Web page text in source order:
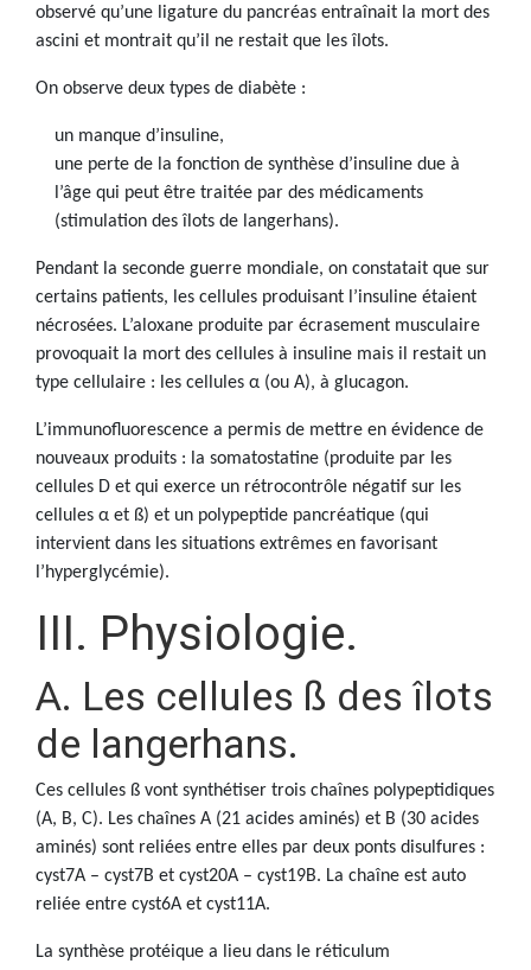
observé qu’une ligature du pancréas entraînait la mort des
ascini et montrait qu’il ne restait que les îlots.
On observe deux types de diabète :
un manque d’insuline,
une perte de la fonction de synthèse d’insuline due à
l’âge qui peut être traitée par des médicaments
(stimulation des îlots de langerhans).
Pendant la seconde guerre mondiale, on constatait que sur
certains patients, les cellules produisant l’insuline étaient
nécrosées. L’aloxane produite par écrasement musculaire
provoquait la mort des cellules à insuline mais il restait un
type cellulaire : les cellules α (ou A), à glucagon.
L’immunofluorescence a permis de mettre en évidence de
nouveaux produits : la somatostatine (produite par les
cellules D et qui exerce un rétrocontrôle négatif sur les
cellules α et ß) et un polypeptide pancréatique (qui
intervient dans les situations extrêmes en favorisant
l’hyperglycémie).
III. Physiologie.
A. Les cellules ß des îlots
de langerhans.
Ces cellules ß vont synthétiser trois chaînes polypeptidiques
(A, B, C). Les chaînes A (21 acides aminés) et B (30 acides
aminés) sont reliées entre elles par deux ponts disulfures :
cyst7A – cyst7B et cyst20A – cyst19B. La chaîne est auto
reliée entre cyst6A et cyst11A.
La synthèse protéique a lieu dans le réticulum